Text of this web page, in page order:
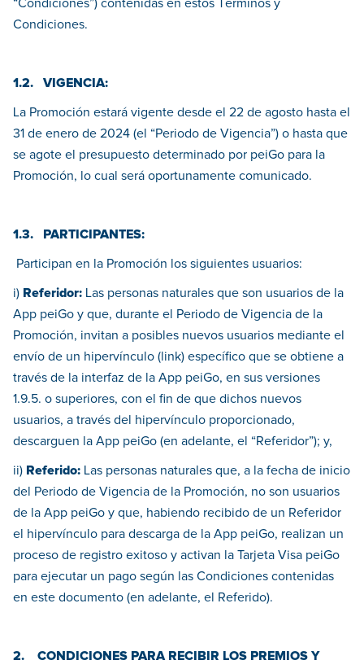
“Condiciones”) contenidas en estos Términos y
Condiciones.
1.2. VIGENCIA:
La Promoción estará vigente desde el 22 de agosto hasta el
31 de enero de 2024 (el “Periodo de Vigencia”) o hasta que
se agote el presupuesto determinado por peiGo para la
Promoción, lo cual será oportunamente comunicado.
1.3. PARTICIPANTES:
Participan en la Promoción los siguientes usuarios:
i) Referidor: Las personas naturales que son usuarios de la
App peiGo y que, durante el Periodo de Vigencia de la
Promoción, invitan a posibles nuevos usuarios mediante el
envío de un hipervínculo (link) específico que se obtiene a
través de la interfaz de la App peiGo, en sus versiones
1.9.5. o superiores, con el fin de que dichos nuevos
usuarios, a través del hipervínculo proporcionado,
descarguen la App peiGo (en adelante, el “Referidor”); y,
ii) Referido: Las personas naturales que, a la fecha de inicio
del Periodo de Vigencia de la Promoción, no son usuarios
de la App peiGo y que, habiendo recibido de un Referidor
el hipervínculo para descarga de la App peiGo, realizan un
proceso de registro exitoso y activan la Tarjeta Visa peiGo
para ejecutar un pago según las Condiciones contenidas
en este documento (en adelante, el Referido).
2. CONDICIONES PARA RECIBIR LOS PREMIOS Y